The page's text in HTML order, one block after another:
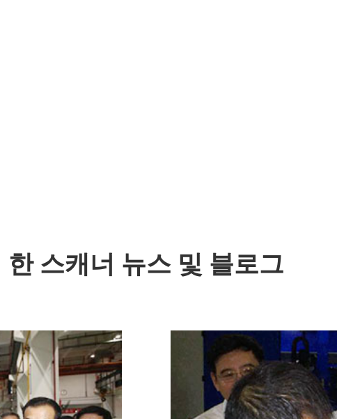
한 스캐너 뉴스 및 블로그